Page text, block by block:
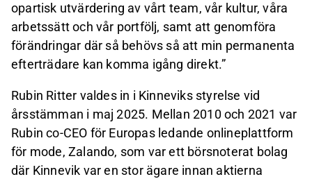
opartisk utvärdering av vårt team, vår kultur, våra
arbetssätt och vår portfölj, samt att genomföra
förändringar där så behövs så att min permanenta
efterträdare kan komma igång direkt.”
Rubin Ritter valdes in i Kinneviks styrelse vid
årsstämman i maj 2025. Mellan 2010 och 2021 var
Rubin co-CEO för Europas ledande onlineplattform
för mode, Zalando, som var ett börsnoterat bolag
där Kinnevik var en stor ägare innan aktierna